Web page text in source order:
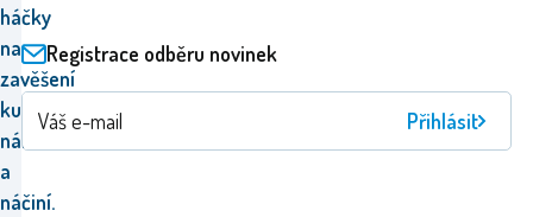
háčky
na
zavěšení
kuchyňského
nářadí
a
náčiní.
Registrace odběru novinek
Přihlásit